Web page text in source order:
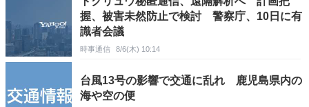
握、被害未然防止で検討 警察庁、10日に有
識者会議
時事通信 8/6(木) 10:14
台風13号の影響で交通に乱れ 鹿児島県内の
海や空の便